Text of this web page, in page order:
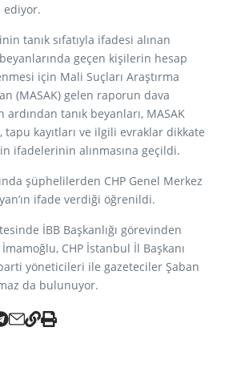
ediyor.
tanık sıfatıyla ifadesi alınan
geçen kişilerin hesap
için Mali Suçları Araştırma
(MASAK) gelen raporun dava
tanık beyanları, MASAK
tapu kayıtları ve ilgili evraklar dikkate
ifadelerinin alınmasına geçildi.
şüphelilerden CHP Genel Merkez
ifade verdiği öğrenildi.
İBB Başkanlığı görevinden
CHP İstanbul İl Başkanı
yöneticileri ile gazeteciler Şaban
da bulunuyor.